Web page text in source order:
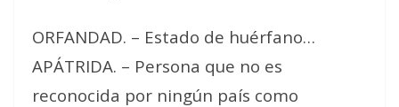
ORFANDAD. – Estado de huérfano…
APÁTRIDA. – Persona que no es
reconocida por ningún país como